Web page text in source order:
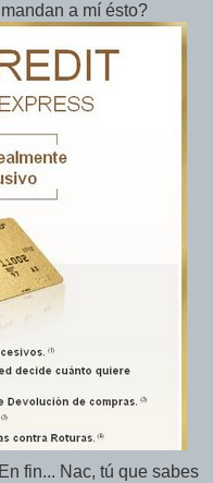
a mí ésto?
fin... Nac, tú que sabes